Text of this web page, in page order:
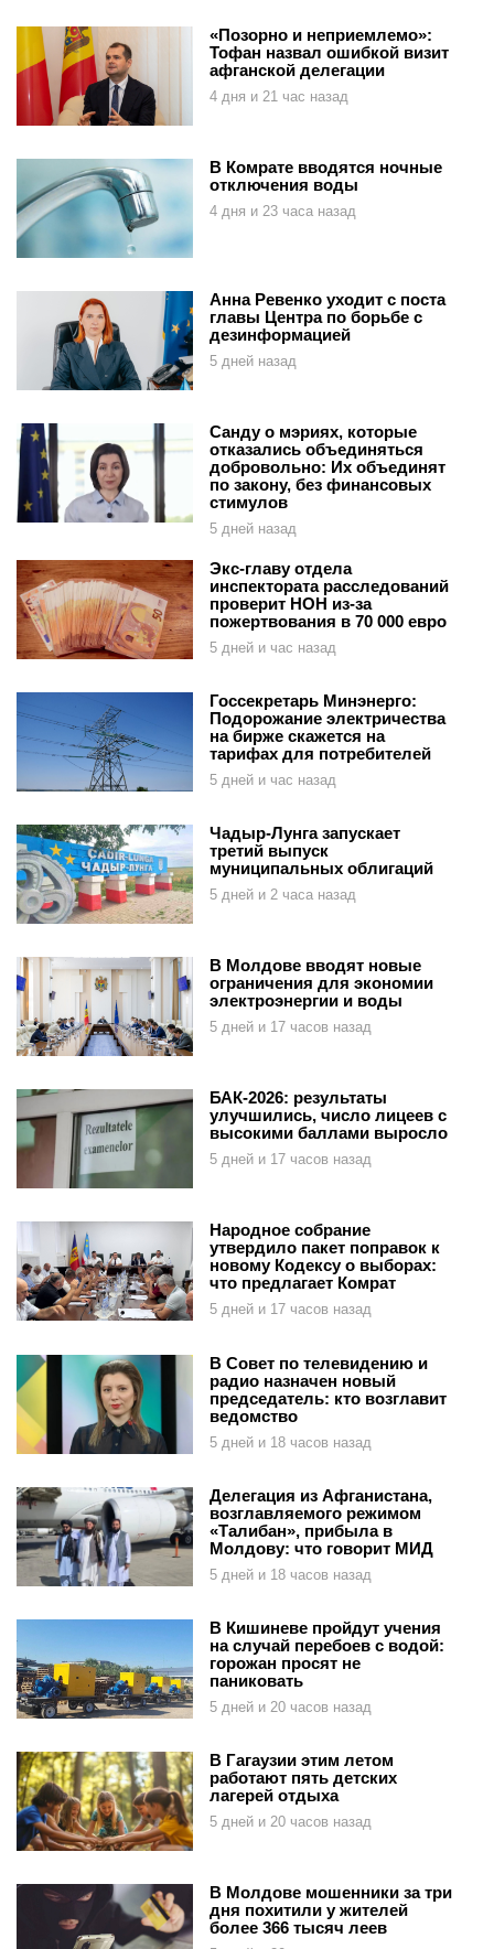
«Позорно и неприемлемо»:
Тофан назвал ошибкой визит
афганской делегации
4 дня и 21 час назад
В Комрате вводятся ночные
отключения воды
4 дня и 23 часа назад
Анна Ревенко уходит с поста
главы Центра по борьбе с
дезинформацией
5 дней назад
Санду о мэриях, которые
отказались объединяться
добровольно: Их объединят
по закону, без финансовых
стимулов
5 дней назад
Экс-главу отдела
инспектората расследований
проверит НОН из-за
пожертвования в 70 000 евро
5 дней и час назад
Госсекретарь Минэнерго:
Подорожание электричества
на бирже скажется на
тарифах для потребителей
5 дней и час назад
Чадыр-Лунга запускает
третий выпуск
муниципальных облигаций
5 дней и 2 часа назад
В Молдове вводят новые
ограничения для экономии
электроэнергии и воды
5 дней и 17 часов назад
БАК-2026: результаты
улучшились, число лицеев с
высокими баллами выросло
5 дней и 17 часов назад
Народное собрание
утвердило пакет поправок к
новому Кодексу о выборах:
что предлагает Комрат
5 дней и 17 часов назад
В Совет по телевидению и
радио назначен новый
председатель: кто возглавит
ведомство
5 дней и 18 часов назад
Делегация из Афганистана,
возглавляемого режимом
«Талибан», прибыла в
Молдову: что говорит МИД
5 дней и 18 часов назад
В Кишиневе пройдут учения
на случай перебоев с водой:
горожан просят не
паниковать
5 дней и 20 часов назад
В Гагаузии этим летом
работают пять детских
лагерей отдыха
5 дней и 20 часов назад
В Молдове мошенники за три
дня похитили у жителей
более 366 тысяч леев